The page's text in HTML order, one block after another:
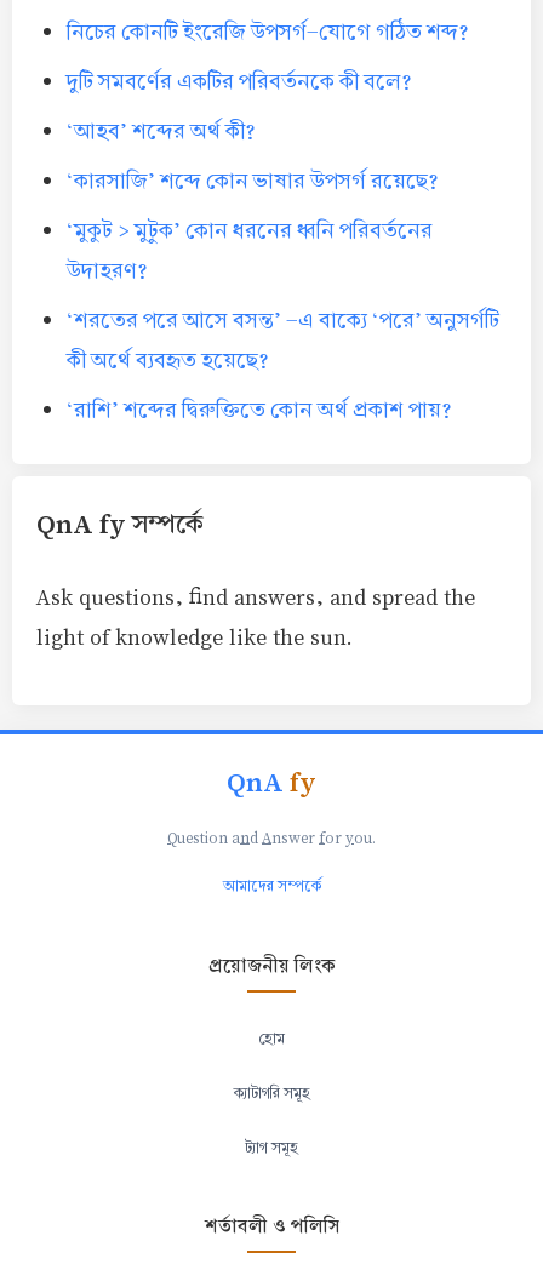
নিচের কোনটি ইংরেজি উপসর্গ-যোগে গঠিত শব্দ?
দুটি সমবর্ণের একটির পরিবর্তনকে কী বলে?
‘আহব’ শব্দের অর্থ কী?
‘কারসাজি’ শব্দে কোন ভাষার উপসর্গ রয়েছে?
‘মুকুট > মুটুক’ কোন ধরনের ধ্বনি পরিবর্তনের
উদাহরণ?
‘শরতের পরে আসে বসন্ত’ -এ বাক্যে ‘পরে’ অনুসর্গটি
কী অর্থে ব্যবহৃত হয়েছে?
‘রাশি’ শব্দের দ্বিরুক্তিতে কোন অর্থ প্রকাশ পায়?
QnA fy সম্পর্কে
Ask questions, find answers, and spread the
light of knowledge like the sun.
QnAfy
Question andAnswer foryou.
আমাদের সম্পর্কে
প্রয়োজনীয় লিংক
হোম
ক্যাটাগরি সমূহ
ট্যাগ সমূহ
শর্তাবলী ও পলিসি